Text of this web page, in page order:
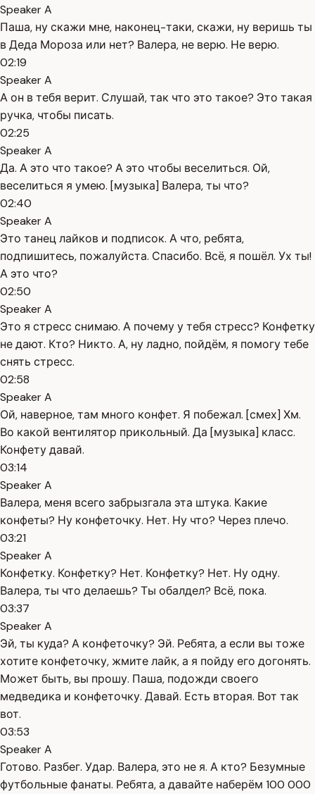
Speaker A
Паша, ну скажи мне, наконец-таки, скажи, ну веришь ты
в Деда Мороза или нет? Валера, не верю. Не верю.
02:19
Speaker A
А он в тебя верит. Слушай, так что это такое? Это такая
ручка, чтобы писать.
02:25
Speaker A
Да. А это что такое? А это чтобы веселиться. Ой,
веселиться я умею. [музыка] Валера, ты что?
02:40
Speaker A
Это танец лайков и подписок. А что, ребята,
подпишитесь, пожалуйста. Спасибо. Всё, я пошёл. Ух ты!
А это что?
02:50
Speaker A
Это я стресс снимаю. А почему у тебя стресс? Конфетку
не дают. Кто? Никто. А, ну ладно, пойдём, я помогу тебе
снять стресс.
02:58
Speaker A
Ой, наверное, там много конфет. Я побежал. [смех] Хм.
Во какой вентилятор прикольный. Да [музыка] класс.
Конфету давай.
03:14
Speaker A
Валера, меня всего забрызгала эта штука. Какие
конфеты? Ну конфеточку. Нет. Ну что? Через плечо.
03:21
Speaker A
Конфетку. Конфетку? Нет. Конфетку? Нет. Ну одну.
Валера, ты что делаешь? Ты обалдел? Всё, пока.
03:37
Speaker A
Эй, ты куда? А конфеточку? Эй. Ребята, а если вы тоже
хотите конфеточку, жмите лайк, а я пойду его догонять.
Может быть, вы прошу. Паша, подожди своего
медведика и конфеточку. Давай. Есть вторая. Вот так
вот.
03:53
Speaker A
Готово. Разбег. Удар. Валера, это не я. А кто? Безумные
футбольные фанаты. Ребята, а давайте наберём 100 000